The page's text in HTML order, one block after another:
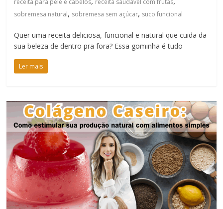
receita para pele e cabelos receita saudável com frutas
sobremesa natural, sobremesa sem açúcar, suco funcional
Quer uma receita deliciosa, funcional e natural que cuida da
sua beleza de dentro pra fora? Essa gominha é tudo
Ler mais